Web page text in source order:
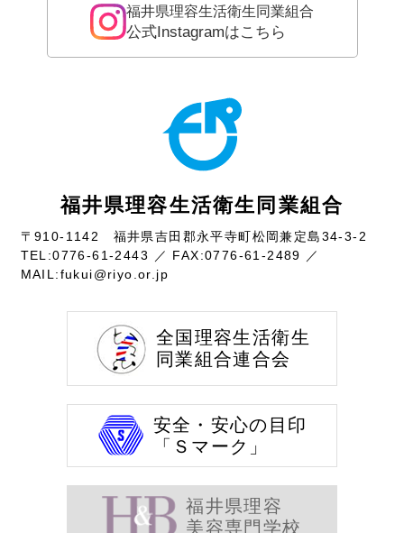
福井県理容生活衛生同業組合
〒910-1142 福井県吉田郡永平寺町松岡兼定島34-3-2
TEL:0776-61-2443
／ FAX:0776-61-2489 ／
MAIL:fukui@riyo.or.jp
福井県理容生活衛生同業組合
公式Instagramはこちら
全国理容生活衛生
同業組合連合会
安全・安心の目印
「Ｓマーク」
福井県理容
美容専門学校